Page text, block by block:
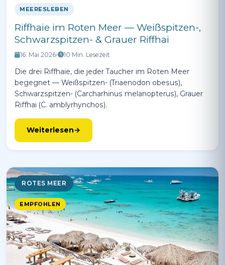
MEERESLEBEN
Riffhaie im Roten Meer — Weißspitzen-,
Schwarzspitzen- & Grauer Riffhai
16. Mai 2026• 10 Min. Lesezeit
Die drei Riffhaie, die jeder Taucher im Roten Meer
begegnet — Weißspitzen- (Triaenodon obesus),
Schwarzspitzen- (Carcharhinus melanopterus), Grauer
Riffhai (C. amblyrhynchos).
Weiterlesen
ROTES MEER
EMPFOHLEN